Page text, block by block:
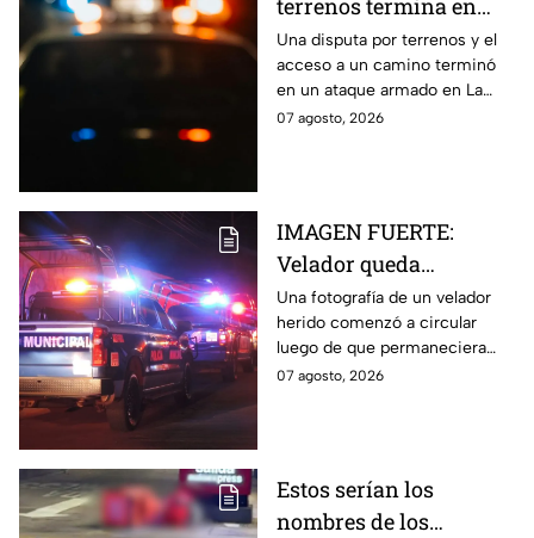
terrenos termina en
ataque armado en
Chihuahua; padre
muere y su hijo queda
herido
Una disputa por terrenos y el
acceso a un camino terminó
en un ataque armado en La
Regina, Chihuahua, donde un
07 agosto, 2026
IMAGEN FUERTE:
Velador queda
gravemente herido tras
ataque con arma
blanca en
Aguascalientes
Una fotografía de un velador
herido comenzó a circular
luego de que permaneciera
varias horas hospitalizado tras
07 agosto, 2026
Estos serían los
nombres de los